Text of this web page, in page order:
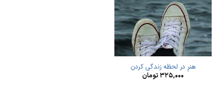
هنرِ در لحظه زندگی کردن
۳۲۵,۰۰۰تومان